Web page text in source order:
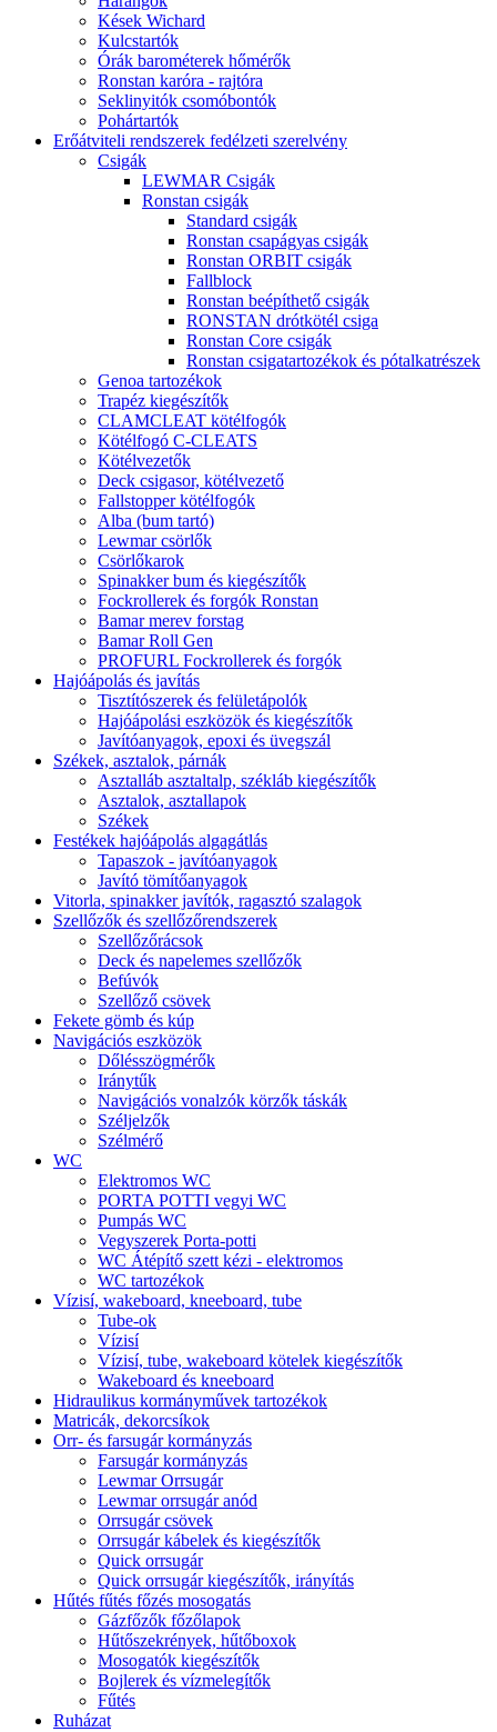
Kések Wichard
Kulcstartók
Órák barométerek hőmérők
Ronstan karóra - rajtóra
Seklinyitók csomóbontók
Pohártartók
Erőátviteli rendszerek fedélzeti szerelvény
Csigák
LEWMAR Csigák
Ronstan csigák
Standard csigák
Ronstan csapágyas csigák
Ronstan ORBIT csigák
Fallblock
Ronstan beépíthető csigák
RONSTAN drótkötél csiga
Ronstan Core csigák
Ronstan csigatartozékok és pótalkatrészek
Genoa tartozékok
Trapéz kiegészítők
CLAMCLEAT kötélfogók
Kötélfogó C-CLEATS
Kötélvezetők
Deck csigasor, kötélvezető
Fallstopper kötélfogók
Alba (bum tartó)
Lewmar csörlők
Csörlőkarok
Spinakker bum és kiegészítők
Fockrollerek és forgók Ronstan
Bamar merev forstag
Bamar Roll Gen
PROFURL Fockrollerek és forgók
Hajóápolás és javítás
Tisztítószerek és felületápolók
Hajóápolási eszközök és kiegészítők
Javítóanyagok, epoxi és üvegszál
Székek, asztalok, párnák
Asztalláb asztaltalp, székláb kiegészítők
Asztalok, asztallapok
Székek
Festékek hajóápolás algagátlás
Tapaszok - javítóanyagok
Javító tömítőanyagok
Vitorla, spinakker javítók, ragasztó szalagok
Szellőzők és szellőzőrendszerek
Szellőzőrácsok
Deck és napelemes szellőzők
Befúvók
Szellőző csövek
Fekete gömb és kúp
Navigációs eszközök
Dőlésszögmérők
Iránytűk
Navigációs vonalzók körzők táskák
Széljelzők
Szélmérő
WC
Elektromos WC
PORTA POTTI vegyi WC
Pumpás WC
Vegyszerek Porta-potti
WC Átépítő szett kézi - elektromos
WC tartozékok
Vízisí, wakeboard, kneeboard, tube
Tube-ok
Vízisí
Vízisí, tube, wakeboard kötelek kiegészítők
Wakeboard és kneeboard
Hidraulikus kormányművek tartozékok
Matricák, dekorcsíkok
Orr- és farsugár kormányzás
Farsugár kormányzás
Lewmar Orrsugár
Lewmar orrsugár anód
Orrsugár csövek
Orrsugár kábelek és kiegészítők
Quick orrsugár
Quick orrsugár kiegészítők, irányítás
Hűtés fűtés főzés mosogatás
Gázfőzők főzőlapok
Hűtőszekrények, hűtőboxok
Mosogatók kiegészítők
Bojlerek és vízmelegítők
Fűtés
Ruházat